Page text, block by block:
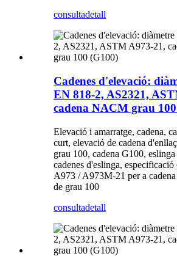
consultadetall
Cadenes d'elevació:
EN 818-2, AS2321,
cadena NACM grau
Elevació i amarratge, cadena,
curt, elevació de cadena
grau 100, cadena G100, eslinga
cadenes d'eslinga,
A973 / A973M-21 per a
de grau 100
consultadetall